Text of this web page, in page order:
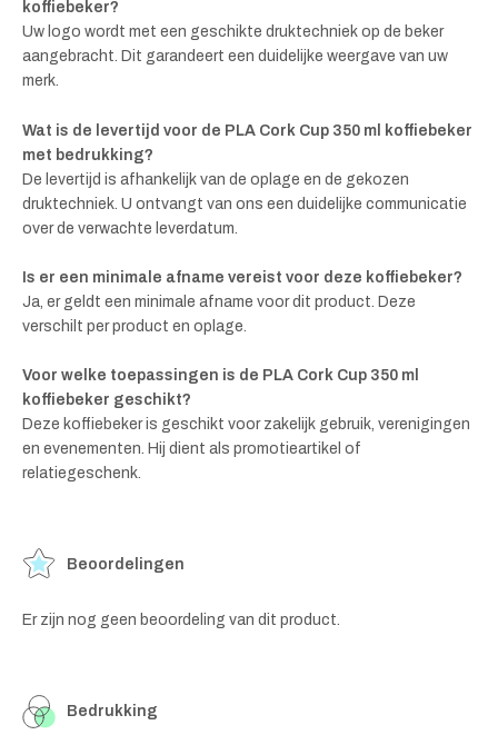
koffiebeker?
Uw logo wordt met een geschikte druktechniek op de beker
aangebracht. Dit garandeert een duidelijke weergave van uw
merk.
Wat is de levertijd voor de PLA Cork Cup 350 ml koffiebeker
met bedrukking?
De levertijd is afhankelijk van de oplage en de gekozen
druktechniek. U ontvangt van ons een duidelijke communicatie
over de verwachte leverdatum.
Is er een minimale afname vereist voor deze koffiebeker?
Ja, er geldt een minimale afname voor dit product. Deze
verschilt per product en oplage.
Voor welke toepassingen is de PLA Cork Cup 350 ml
koffiebeker geschikt?
Deze koffiebeker is geschikt voor zakelijk gebruik, verenigingen
en evenementen. Hij dient als promotieartikel of
relatiegeschenk.
Beoordelingen
Er zijn nog geen beoordeling van dit product.
Bedrukking